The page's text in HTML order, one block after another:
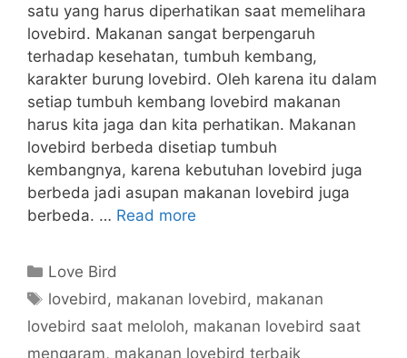
satu yang harus diperhatikan saat memelihara
lovebird. Makanan sangat berpengaruh
terhadap kesehatan, tumbuh kembang,
karakter burung lovebird. Oleh karena itu dalam
setiap tumbuh kembang lovebird makanan
harus kita jaga dan kita perhatikan. Makanan
lovebird berbeda disetiap tumbuh
kembangnya, karena kebutuhan lovebird juga
berbeda jadi asupan makanan lovebird juga
berbeda. … Read more
Categories
Love Bird
Tags
lovebird , makanan lovebird , makanan
lovebird saat meloloh, makanan lovebird saat
mengaram, makanan lovebird terbaik